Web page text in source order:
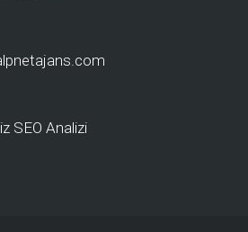
SEO Analizi